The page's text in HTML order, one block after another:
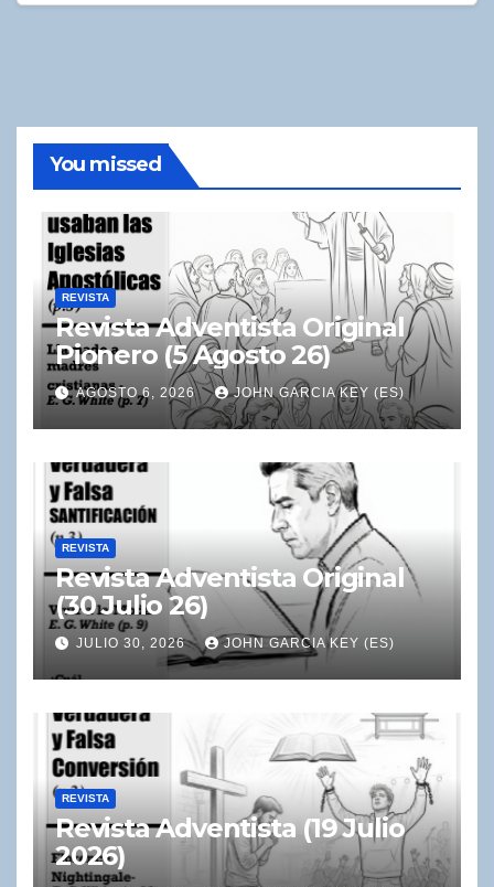
You missed
REVISTA
Revista Adventista Original
Pionero (5 Agosto 26)
AGOSTO 6, 2026 JOHN GARCIA KEY (ES)
REVISTA
Revista Adventista Original
(30 Julio 26)
JULIO 30, 2026 JOHN GARCIA KEY (ES)
REVISTA
Revista Adventista (19 Julio
2026)